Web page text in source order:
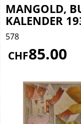
MANGOLD,
KALENDER
578
CHF85.00